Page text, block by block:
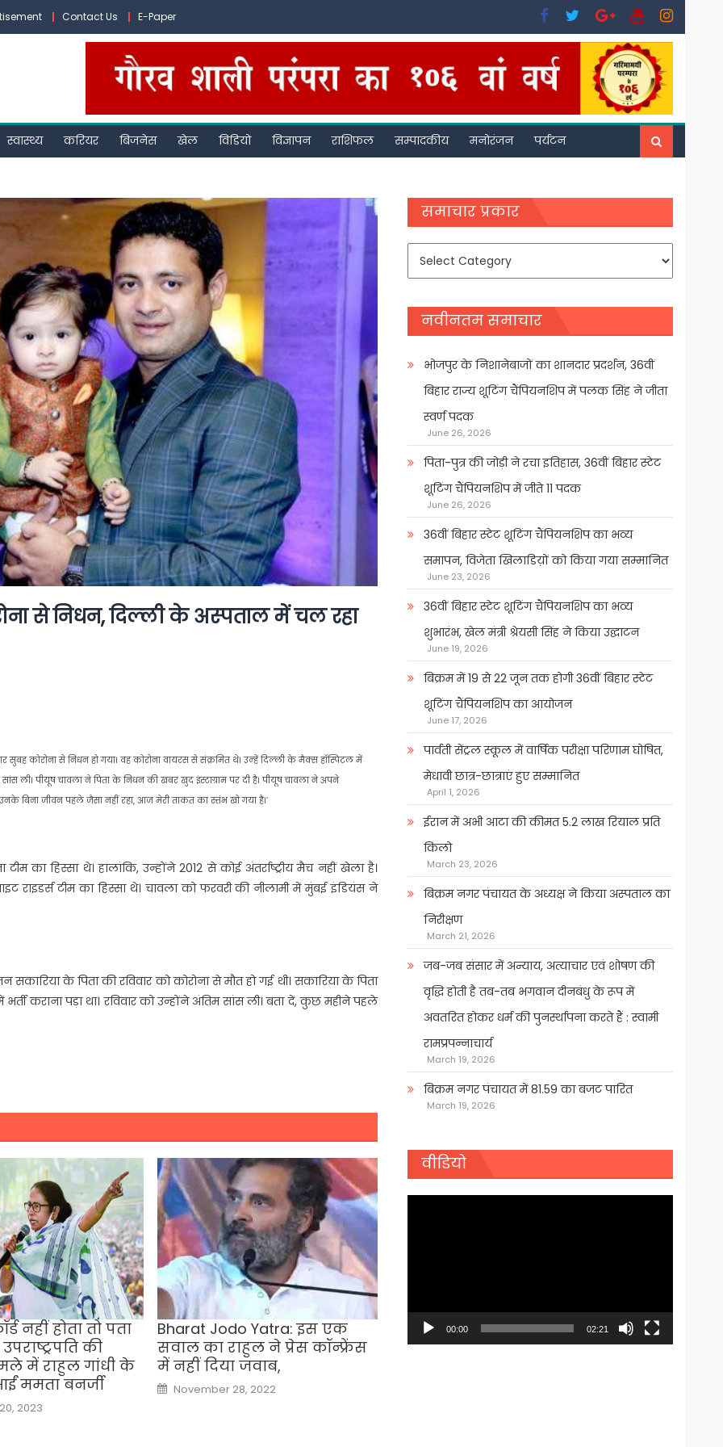
Contact Us E-Paper
स्वास्थ्य करियर बिजनेस खेल विडियो विज्ञापन राशिफल सम्पादकीय मनोरंजन पर्यटन
से न‍िधन, द‍िल्‍ली के अस्‍पताल में चल रहा
सुबह कोरोना से निधन हो गया। वह कोरोना वायरस से संक्रमित थे। उन्‍हें द‍िल्‍ली के मैक्स हॉस्पिटल में
ली। पीयूष चावला ने पिता के निधन की खबर खुद इंस्टाग्राम पर दी है। पीयूष चावला ने अपने
बिना जीवन पहले जैसा नहीं रहा, आज मेरी ताकत का स्तंभ खो गया है।’
का हिस्सा थे। हालांकि, उन्होंने 2012 से कोई अंतर्राष्ट्रीय मैच नहीं खेला है।
राइडर्स टीम का हिस्सा थे। चावला को फरवरी की नीलामी में मुंबई इंडियंस ने
के पिता की रविवार को कोरोना से मौत हो गई थी। सकार‍िया के पिता
कराना पड़ा था। रव‍िवार को उन्‍होंने अंत‍िम सांस ली। बता दें, कुछ महीने पहले
नहीं होता तो पता
की
में राहुल गांधी के
ममता बनर्जी
2023
Bharat Jodo Yatra: इस एक
सवाल का राहुल ने प्रेस कॉन्फ्रेंस
में नहीं दिया जवाब,
Posted
on
November 28, 2022
समाचार प्रकार
समाचार
नवीनतम समाचार
भोजपुर के निशानेबाजों का शानदार प्रदर्शन, 36वीं
बिहार राज्य शूटिंग चैंपियनशिप में पलक सिंह ने जीता
स्वर्ण पदक
June 26, 2026
पिता-पुत्र की जोड़ी ने रचा इतिहास, 36वीं बिहार स्टेट
शूटिंग चैंपियनशिप में जीते 11 पदक
June 26, 2026
36वीं बिहार स्टेट शूटिंग चैंपियनशिप का भव्य
समापन, विजेता खिलाडिय़ों को किया गया सम्मानित
June 23, 2026
36वीं बिहार स्टेट शूटिंग चैंपियनशिप का भव्य
शुभारंभ, खेल मंत्री श्रेयसी सिंह ने किया उद्घाटन
June 19, 2026
बिक्रम में 19 से 22 जून तक होगी 36वीं बिहार स्टेट
शूटिंग चैंपियनशिप का आयोजन
June 17, 2026
पार्वती सेंट्रल स्कूल में वार्षिक परीक्षा परिणाम घोषित,
मेधावी छात्र-छात्राएं हुए सम्मानित
April 1, 2026
ईरान में अभी आटा की कीमत 5.2 लाख रियाल प्रति
किलो
March 23, 2026
बिक्रम नगर पंचायत के अध्यक्ष ने किया अस्पताल का
निरीक्षण
March 21, 2026
जब-जब संसार में अन्याय, अत्याचार एवं शोषण की
वृद्धि होती है तब-तब भगवान दीनबंधु के रूप में
अवतरित होकर धर्म की पुनर्स्थापना करते हैं : स्वामी
रामप्रपन्नाचार्य
March 19, 2026
बिक्रम नगर पंचायत में 81.59 का बजट पारित
March 19, 2026
वीडियो
00:00 02:21